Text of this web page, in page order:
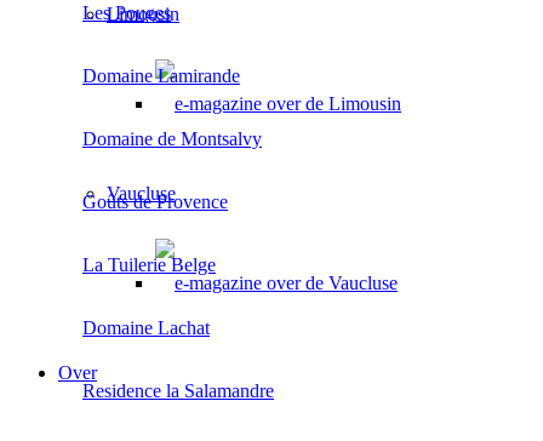
Limousin
Vaucluse
Over
Les Pouges
Domaine Lamirande
Domaine de Montsalvy
Goûts de Provence
La Tuilerie Belge
Domaine Lachat
Residence la Salamandre